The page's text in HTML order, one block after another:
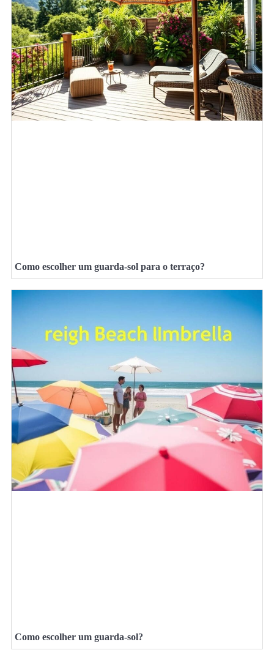
Como escolher um guarda-sol para o terraço?
Como escolher um guarda-sol?